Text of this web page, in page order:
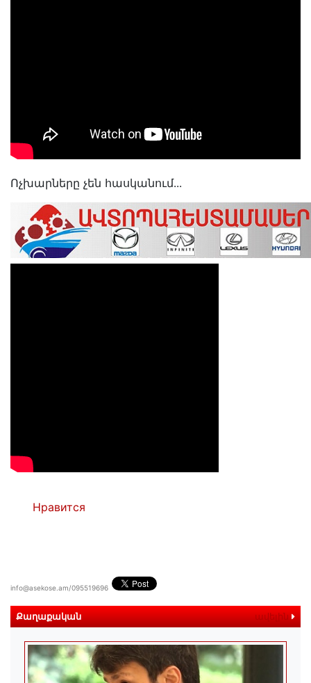
Ոչխարները չեն հասկանում․․․
Нравится
info@asekose.am/095519696
Քաղաքական ավելին